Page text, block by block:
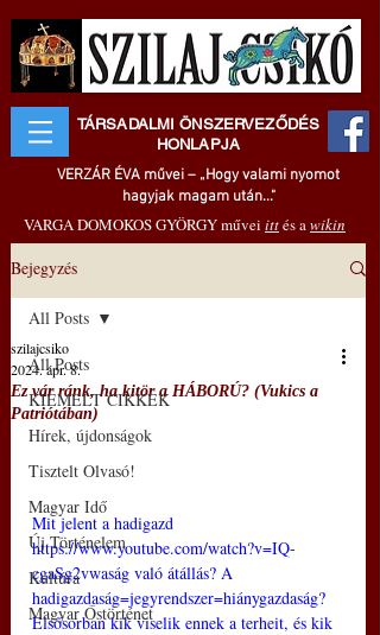
TÁRSADALMI ÖNSZERVEZŐDÉS
HONLAPJA
VERZÁR ÉVA művei – „Hogy valami nyomot
hagyjak magam után..."
VARGA DOMOKOS GYÖRGY művei ittés awikin
Bejegyzés
All Posts
KIEMELT CIKKEK
Hírek, újdonságok
Tisztelt Olvasó!
Magyar Idő
Új Történelem
Kultúra
Magyar Őstörténet
All Posts
Ez vár ránk, ha kitör a HÁBORÚ? (Vukics a
Patriótában)
szilajcsiko
2024. ápr. 8.
Mit jelent a hadigazd
https://www.youtube.com/watch?v=IQ-
cgaSg2vwaság való átállás? A
hadigazdaság=jegyrendszer=hiánygazdaság?
Elsősorban kik viselik ennek a terheit, és kik